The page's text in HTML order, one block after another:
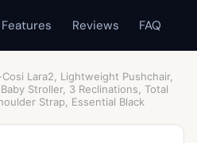
Features Reviews FAQ
Lara2, Lightweight Pushchair,
Stroller, 3 Reclinations, Total
Strap, Essential Black